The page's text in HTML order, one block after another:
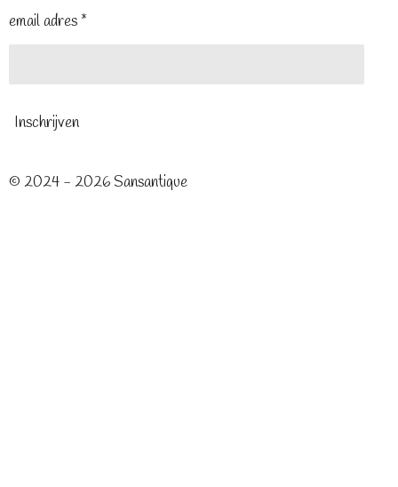
email adres *
Inschrijven
© 2024 - 2026 Sansantique